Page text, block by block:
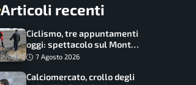
Articoli recenti
Ciclismo, tre appuntamenti
oggi: spettacolo sul Mont
Ventoux, orari e come
7 Agosto 2026
Calciomercato, crollo degli